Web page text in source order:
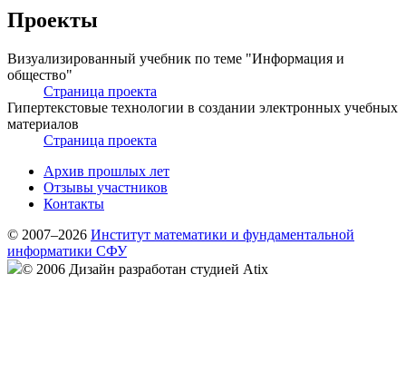
Проекты
Визуализированный учебник по теме "Информация и
общество"
Страница проекта
Гипертекстовые технологии в создании электронных учебных
материалов
Страница проекта
Архив прошлых лет
Отзывы участников
Контакты
© 2007–2026 Институт математики и фундаментальной
информатики СФУ
© 2006 Дизайн разработан студией Atix